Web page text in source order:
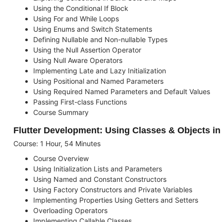
Using the Conditional If Block
Using For and While Loops
Using Enums and Switch Statements
Defining Nullable and Non-nullable Types
Using the Null Assertion Operator
Using Null Aware Operators
Implementing Late and Lazy Initialization
Using Positional and Named Parameters
Using Required Named Parameters and Default Values
Passing First-class Functions
Course Summary
Flutter Development: Using Classes & Objects
Course: 1 Hour, 54 Minutes
Course Overview
Using Initialization Lists and Parameters
Using Named and Constant Constructors
Using Factory Constructors and Private Variables
Implementing Properties Using Getters and Setters
Overloading Operators